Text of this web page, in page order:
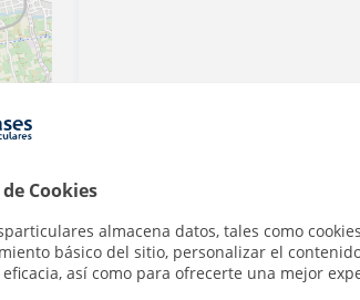
Cookies
almacena datos, tales como
básico del sitio, personalizar el
así como para ofrecerte una mejor
Denunciar este perfil